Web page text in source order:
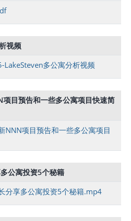
视频
多公寓分析视频
目预告和一些多公寓项目快速简
NNN项目预告和一些多公寓项目
公寓投资5个秘籍
分享多公寓投资5个秘籍.mp4